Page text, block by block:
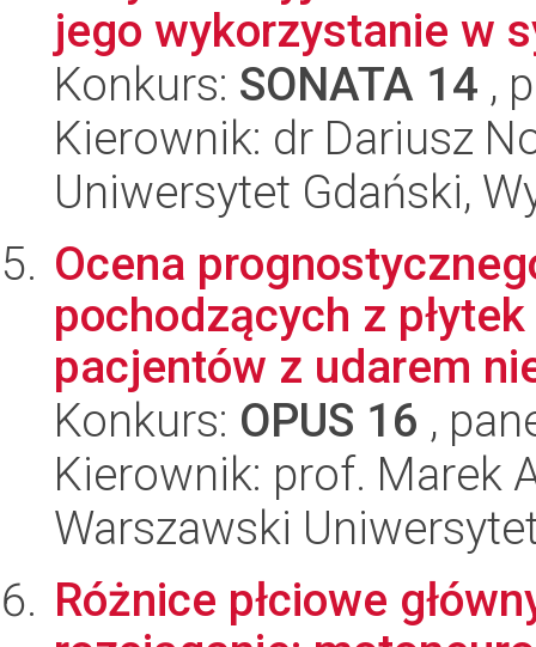
jego wykorzystanie w
Konkurs: SONATA 14 ,
Kierownik: dr Dariusz
Uniwersytet Gdański,
Ocena
pochodzących z
pacjentów z udarem
Konkurs: OPUS 16 ,
Kierownik: prof. Marek
Warszawski
Różnice płciowe